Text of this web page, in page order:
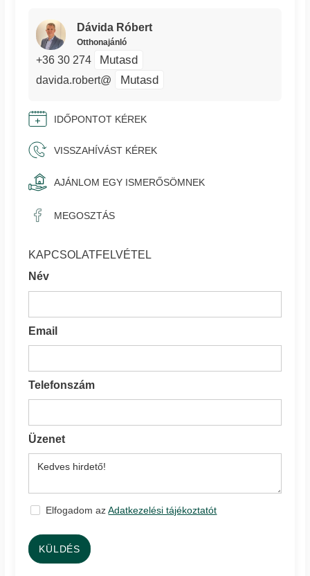
Dávida Róbert
Otthonajánló
+36 30 274 Mutasd
davida.robert@ Mutasd
IDŐPONTOT KÉREK
VISSZAHÍVÁST KÉREK
AJÁNLOM EGY ISMERŐSÖMNEK
MEGOSZTÁS
KAPCSOLATFELVÉTEL
Név
Email
Telefonszám
Üzenet
Elfogadom azAdatkezelési tájékoztatót
KÜLDÉS